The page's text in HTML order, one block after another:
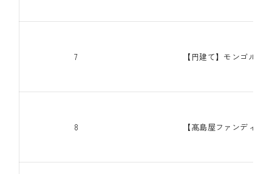
7 【円建て】モンゴル交
8 【髙島屋ファンディン